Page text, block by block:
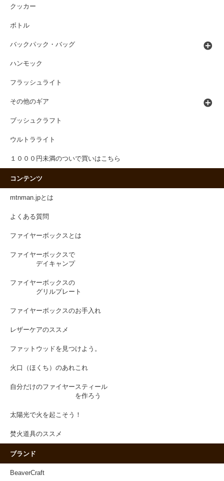
クッカー
ボトル
バックパック・バッグ
ハンモック
フラッシュライト
その他のギア
ブッシュクラフト
ウルトラライト
１０００円未満のついで買いはこちら
コンテンツ
mtnman.jpとは
よくある質問
ファイヤーボックスとは
ファイヤーボックスで
デイキャンプ
ファイヤーボックスの
グリルプレート
ファイヤーボックスのお手入れ
レザーケアのススメ
ファットウッドを見つけよう。
火口（ほくち）のあれこれ
自分だけのファイヤースティール
を作ろう
太陽光で火を起こそう！
焚火道具のススメ
ブランド
BeaverCraft